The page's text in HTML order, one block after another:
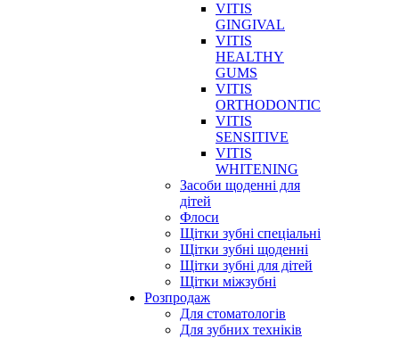
VITIS
GINGIVAL
VITIS
HEALTHY
GUMS
VITIS
ORTHODONTIC
VITIS
SENSITIVE
VITIS
WHITENING
Засоби щоденні для
дітей
Флоси
Щітки зубні спеціальні
Щітки зубні щоденні
Щітки зубні для дітей
Щітки міжзубні
Розпродаж
Для стоматологів
Для зубних техніків